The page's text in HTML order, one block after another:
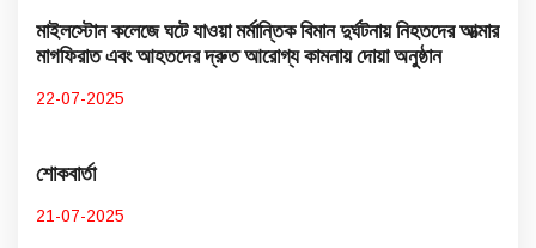
মাইলস্টোন কলেজে ঘটে যাওয়া মর্মান্তিক বিমান দুর্ঘটনায় নিহতদের আত্মার
মাগফিরাত এবং আহতদের দ্রুত আরোগ্য কামনায় দোয়া অনুষ্ঠান
22-07-2025
শোকবার্তা
21-07-2025